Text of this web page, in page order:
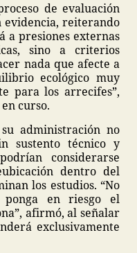
de evaluación
evidencia, reiterando
a presiones externas
sino a criterios
nada que afecte a
ecológico muy
para los arrecifes”,
curso.
administración no
sustento técnico y
considerarse
dentro del
los estudios. “No
en riesgo el
afirmó, al señalar
exclusivamente